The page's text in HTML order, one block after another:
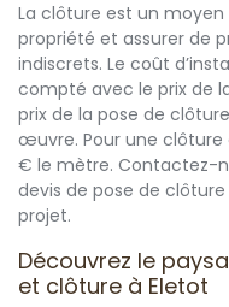
La clôture est un
propriété et assurer de
indiscrets. Le coût
compté avec le prix de
prix de la pose de
œuvre. Pour une clôture
€ le mètre. Contactez-
devis de pose de
projet.
Découvrez le
et clôture à Eletot